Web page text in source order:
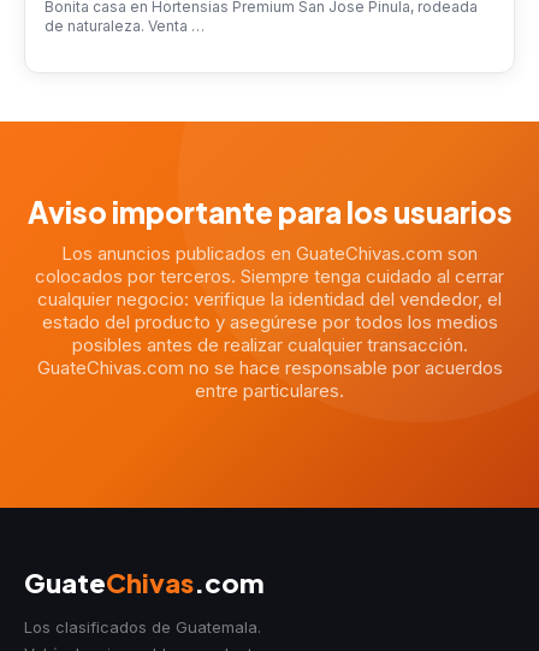
Bonita casa en Hortensias Premium San Jose Pinula, rodeada
de naturaleza. Venta …
Aviso importante para los usuarios
Los anuncios publicados en GuateChivas.com son
colocados por terceros. Siempre tenga cuidado al cerrar
cualquier negocio: verifique la identidad del vendedor, el
estado del producto y asegúrese por todos los medios
posibles antes de realizar cualquier transacción.
GuateChivas.com no se hace responsable por acuerdos
entre particulares.
GuateChivas.com
Los clasificados de Guatemala.